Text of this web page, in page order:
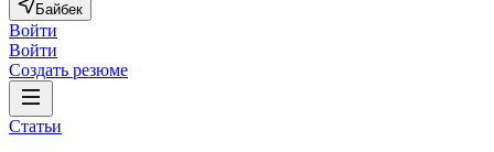
Байбек
Войти
Войти
Создать резюме
Статьи